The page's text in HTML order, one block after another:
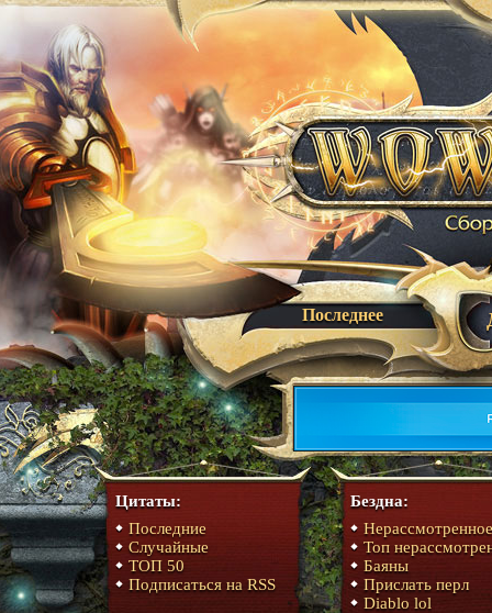
Последнее
Цитаты:
Последние
Случайные
ТОП 50
Подписаться на RSS
Бездна:
Нерассмотренное
Топ
Баяны
Прислать перл
Diablo lol